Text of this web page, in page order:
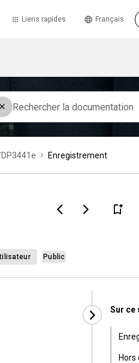
Liens rapides Français
Enregistrement
Public
Sur ce
Hors